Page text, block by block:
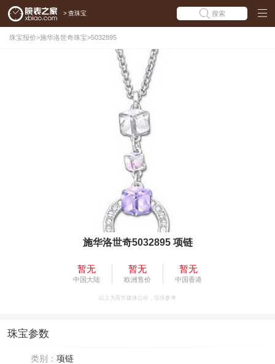
> 查珠宝 搜索
珠宝报价>施华洛世奇珠宝>5032895
施华洛世奇5032895 项链
暂无
中国大陆
暂无
欧洲售价
暂无
中国香港
以上为官方媒体公价，仅供参考
珠宝参数
类别： 项链